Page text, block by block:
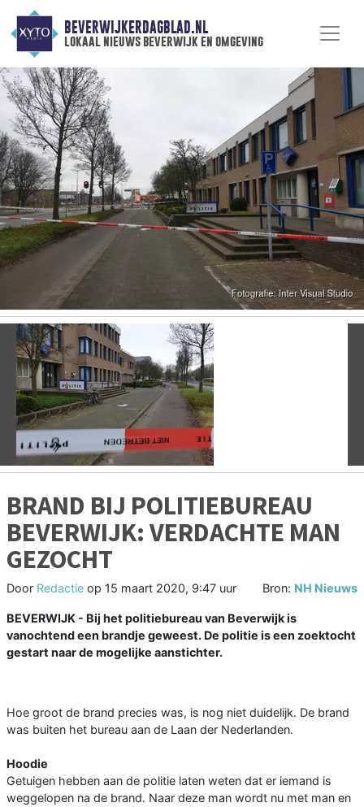
BEVERWIJKERDAGBLAD.NL
lokaal nieuws beverwijk en omgeving
Vorige
BRAND BIJ POLITIEBUREAU
BEVERWIJK: VERDACHTE MAN
GEZOCHT
Door Redactie op 15 maart 2020, 9:47 uur Bron: NH Nieuws
BEVERWIJK - Bij het politiebureau van Beverwijk is
vanochtend een brandje geweest. De politie is een zoektocht
gestart naar de mogelijke aanstichter.
Hoe groot de brand precies was, is nog niet duidelijk. De brand
was buiten het bureau aan de Laan der Nederlanden.
Hoodie
Getuigen hebben aan de politie laten weten dat er iemand is
weggelopen na de brand. Naar deze man wordt nu met man en